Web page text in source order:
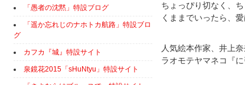
ちょっぴり切なく、
くままでいったら、愛
人気絵本作家、井上
ラオモテヤマネコ『に
「愚者の沈黙」特設ブログ
「遥か忘れじのナホトカ航路」特設ブロ
グ
カフカ『城』特設サイト
泉鏡花2015「sHuNtyu」特設サイト